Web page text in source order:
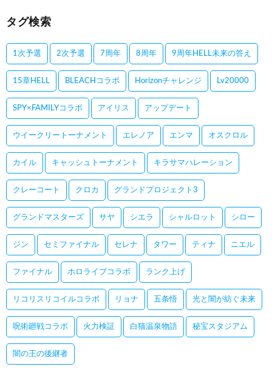
タグ検索
1次予選 2次予選 7周年 8周年 9周年HELL未来の答え
15章HELL BLEACHコラボ Horizonチャレンジ Lv20000
SPY×FAMILYコラボ アイリス アップデート
ウイークリートーナメント エレノア エンマ オスクロル
カイル キャッシュトーナメント キラサマハレーション
クレーコート クロカ グランドプロジェクト3
グランドマスターズ サヤ シエラ シャルロット シロー
ジン セミファイナル セレナ タワー ティナ ニエル
ファイナル ホロライブコラボ ランク上げ
リコリスリコイルコラボ リョナ 五条悟 光と闇が紡ぐ未来
呪術廻戦コラボ 火力検証 白猫温泉物語 秘宝スタジアム
闇の王の後継者